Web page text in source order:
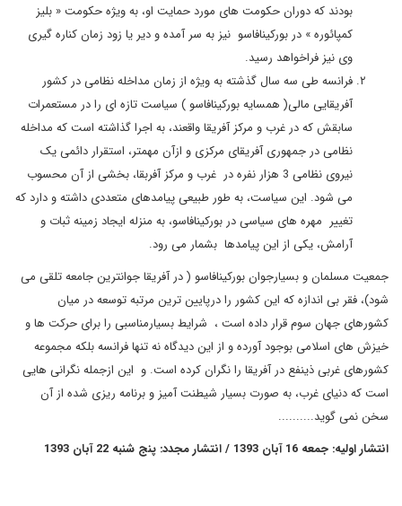
بودند که دوران حکومت های مورد حمایت او، به ویژه حکومت « بلیز
کمپائوره » در بورکینافاسو نیز به سر آمده و دیر یا زود زمان کناره گیری
وی نیز فراخواهد رسید.
فرانسه طی سه سال گذشته به ویژه از زمان مداخله نظامی در کشور
آفریقایی مالی( همسایه بورکینافاسو ) سیاست تازه ای را در مستعمرات
سابقش که در غرب و مرکز آفریقا واقعند، به اجرا گذاشته است که مداخله
نظامی در جمهوری آفریقای مرکزی و ازآن مهمتر، استقرار دائمی یک
نیروی نظامی 3 هزار نفره در غرب و مرکز آفربقا، بخشی از آن محسوب
می شود. این سیاست، به طور طبیعی پیامدهای متعددی داشته و دارد که
تغییر مهره های سیاسی در بورکینافاسو، به منزله ایجاد زمینه ثبات و
آرامش، یکی از این پیامدها بشمار می رود.
جمعیت مسلمان و بسیارجوان بورکینافاسو ( در آفریقا جوانترین جامعه تلقی می
شود)، فقر بی اندازه که این کشور را درپایین ترین مرتبه توسعه در میان
کشورهای جهان سوم قرار داده است ، شرایط بسیارمناسبی را برای حرکت ها و
خیزش های اسلامی بوجود آورده و از این دیدگاه نه تنها فرانسه بلکه مجموعه
کشورهای غربی ذینفع در آفریقا را نگران کرده است. و این ازجمله نگرانی هایی
است که دنیای غرب، به صورت بسیار شیطنت آمیز و برنامه ریزی شده از آن
سخن نمی گوید..........
انتشار اولیه: جمعه 16 آبان 1393 / انتشار مجدد: پنج شنبه 22 آبان 1393